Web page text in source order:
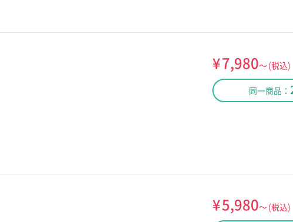
¥7,980～(税込)
同一商品：
¥5,980～(税込)